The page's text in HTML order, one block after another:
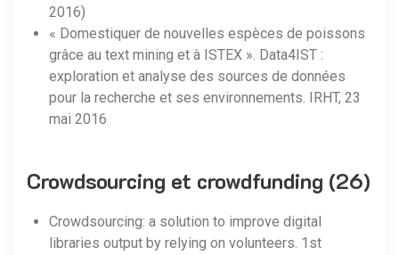
2016)
« Domestiquer de nouvelles espèces de poissons
grâce au text mining et à ISTEX ». Data4IST :
exploration et analyse des sources de données
pour la recherche et ses environnements. IRHT, 23
mai 2016
Crowdsourcing et crowdfunding (26)
Crowdsourcing: a solution to improve digital
libraries output by relying on volunteers. 1st